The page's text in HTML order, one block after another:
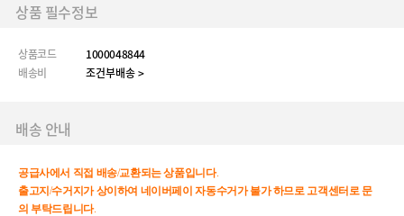
상품 필수정보
상품코드
1000048844
배송비
조건부배송 >
배송 안내
공급사에서 직접 배송/교환되는상품입니다.
출고지 /수거지가 상이하여 네이버페이 자동수거가 불가하므로고객센터로문
의 부탁드립니다.